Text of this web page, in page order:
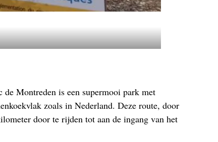
Montreden is een supermooi park met
zoals in Nederland. Deze route, door
door te rijden tot aan de ingang van het